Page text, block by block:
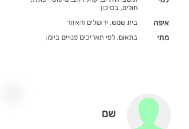
חולים, בסיכון
בית שמש, ירושלים והאזור איפה
בתאום, לפי תאריכים פנויים ביומן מתי
שם